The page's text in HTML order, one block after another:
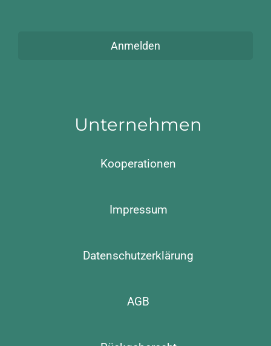
Anmelden
Unternehmen
Kooperationen
Impressum
Datenschutzerklärung
AGB